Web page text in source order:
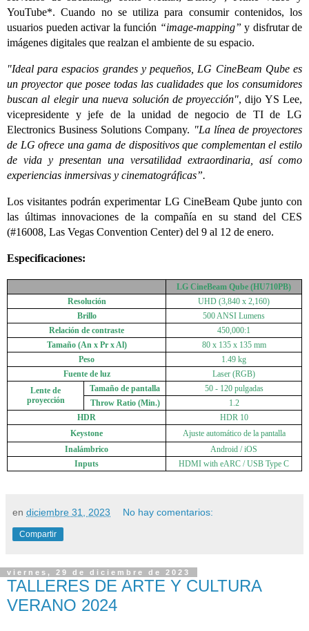
YouTube*. Cuando no se utiliza para consumir contenidos, los
usuarios pueden activar la función “image-mapping” y disfrutar de
imágenes digitales que realzan el ambiente de su espacio.
"Ideal para espacios grandes y pequeños, LG CineBeam Qube es
un proyector que posee todas las cualidades que los consumidores
buscan al elegir una nueva solución de proyección", dijo YS Lee,
vicepresidente y jefe de la unidad de negocio de TI de LG
Electronics Business Solutions Company. "La línea de proyectores
de LG ofrece una gama de dispositivos que complementan el estilo
de vida y presentan una versatilidad extraordinaria, así como
experiencias inmersivas y cinematográficas”.
Los visitantes podrán experimentar LG CineBeam Qube junto con
las últimas innovaciones de la compañía en su stand del CES
(#16008, Las Vegas Convention Center) del 9 al 12 de enero.
Especificaciones:
LG CineBeam Qube (HU710PB)
Resolución
UHD (3,840 x 2,160)
Brillo
500 ANSI Lumens
Relación de contraste
450,000:1
Tamaño (An x Pr x Al)
80 x 135 x 135 mm
Peso
1.49 kg
Fuente de luz
Laser (RGB)
Lente de
proyección
Tamaño de pantalla
50 - 120 pulgadas
Throw Ratio (Min.)
1.2
HDR
HDR 10
Keystone
Ajuste automático de la pantalla
Inalámbrico
Android / iOS
Inputs
HDMI with eARC / USB Type C
en diciembre 31, 2023 No hay comentarios:
Compartir
viernes, 29 de diciembre de 2023
TALLERES DE ARTE Y CULTURA
VERANO 2024